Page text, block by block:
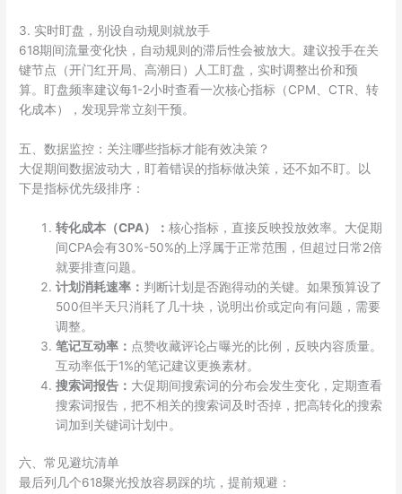
3. 实时盯盘，别设自动规则就放手
618期间流量变化快，自动规则的滞后性会被放大。建议投手在关
键节点（开门红开局、高潮日）人工盯盘，实时调整出价和预
算。盯盘频率建议每1-2小时查看一次核心指标（CPM、CTR、转
化成本），发现异常立刻干预。
五、数据监控：关注哪些指标才能有效决策？
大促期间数据波动大，盯着错误的指标做决策，还不如不盯。以
下是指标优先级排序：
转化成本（CPA）：核心指标，直接反映投放效率。大促期
间CPA会有30%-50%的上浮属于正常范围，但超过日常2倍
就要排查问题。
计划消耗速率： 判断计划是否跑得动的关键。如果预算设了
500但半天只消耗了几十块，说明出价或定向有问题，需要
调整。
笔记互动率： 点赞收藏评论占曝光的比例，反映内容质量。
互动率低于1%的笔记建议更换素材。
搜索词报告： 大促期间搜索词的分布会发生变化，定期查看
搜索词报告，把不相关的搜索词及时否掉，把高转化的搜索
词加到关键词计划中。
六、常见避坑清单
最后列几个618聚光投放容易踩的坑，提前规避：